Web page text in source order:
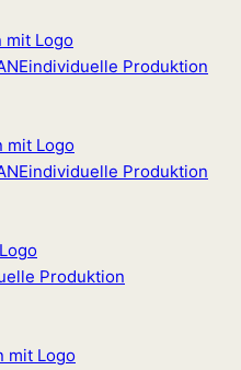
individuelle Produktion
individuelle Produktion
Produktion